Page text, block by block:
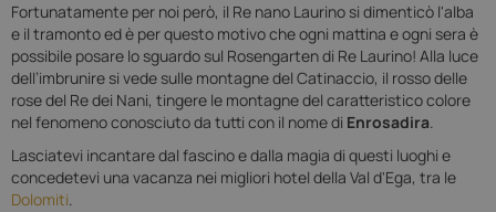
Fortunatamente per noi però, il Re nano Laurino si dimenticò l'alba
e il tramonto ed è per questo motivo che ogni mattina e ogni sera è
possibile posare lo sguardo sul Rosengarten di Re Laurino! Alla luce
dell’imbrunire si vede sulle montagne del Catinaccio, il rosso delle
rose del Re dei Nani, tingere le montagne del caratteristico colore
nel fenomeno conosciuto da tutti con il nome di Enrosadira.
Lasciatevi incantare dal fascino e dalla magia di questi luoghi e
concedetevi una vacanza nei migliori hotel della Val d'Ega, tra le
Dolomiti.